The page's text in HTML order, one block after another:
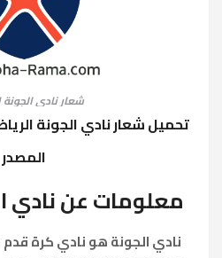
شعار نادي الجونة
تحميل شعار نادي الجونة
المصدر
معلومات عن نادي
نادي الجونة هو نادي كرة